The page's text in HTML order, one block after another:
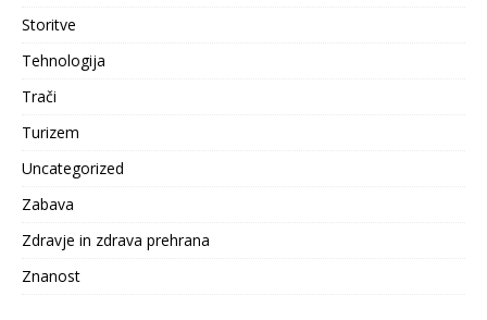
Storitve
Tehnologija
Trači
Turizem
Uncategorized
Zabava
Zdravje in zdrava prehrana
Znanost